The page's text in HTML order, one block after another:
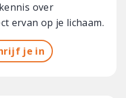
over
ervan op je lichaam.
je in